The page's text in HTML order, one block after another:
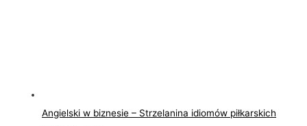
Angielski w biznesie – Strzelanina idiomów piłkarskich